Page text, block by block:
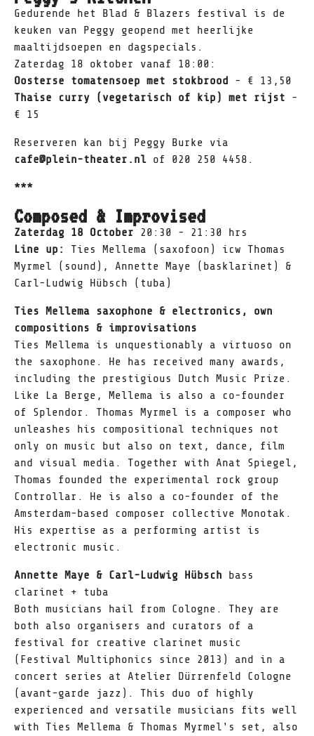
Gedurende het Blad & Blazers festival is de
keuken van Peggy geopend met heerlijke
maaltijdsoepen en dagspecials.
Zaterdag 18 oktober vanaf 18:00:
Oosterse tomatensoep met stokbrood - € 13,50
Thaise curry (vegetarisch of kip) met rijst -
€ 15
Reserveren kan bij Peggy Burke via
cafe@plein-theater.nl of 020 250 4458.
***
Composed & Improvised
Zaterdag 18 October 20:30 - 21:30 hrs
Line up:
Ties Mellema (saxofoon) icw Thomas
Myrmel (sound), Annette Maye (basklarinet) &
Carl-Ludwig Hübsch (tuba)
Ties Mellema saxophone & electronics, own
compositions & improvisations
Ties Mellema is unquestionably a virtuoso on
the saxophone. He has received many awards,
including the prestigious Dutch Music Prize.
Like La Berge, Mellema is also a co-founder
of Splendor. Thomas Myrmel is a composer who
unleashes his compositional techniques not
only on music but also on text, dance, film
and visual media. Together with Anat Spiegel,
Thomas founded the experimental rock group
Controllar. He is also a co-founder of the
Amsterdam-based composer collective Monotak.
His expertise as a performing artist is
electronic music.
Annette Maye & Carl-Ludwig Hübsch bass
clarinet + tuba
Both musicians hail from Cologne. They are
both also organisers and curators of a
festival for creative clarinet music
(Festival Multiphonics since 2013) and in a
concert series at Atelier Dürrenfeld Cologne
(avant-garde jazz). This duo of highly
experienced and versatile musicians fits well
with Ties Mellema & Thomas Myrmel's set, also